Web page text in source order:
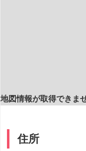
地図情報が取得できま
住所